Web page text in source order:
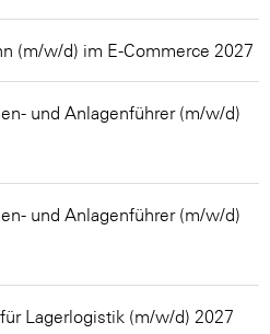
(m/w/d) im E-Commerce 2027
und Anlagenführer (m/w/d)
und Anlagenführer (m/w/d)
Lagerlogistik (m/w/d) 2027